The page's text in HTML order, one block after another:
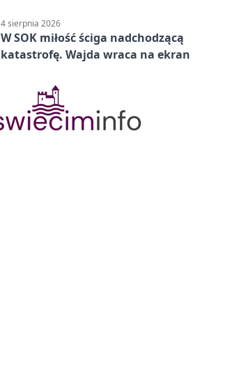
4 sierpnia 2026
W SOK miłość ściga nadchodzącą
katastrofę. Wajda wraca na ekran